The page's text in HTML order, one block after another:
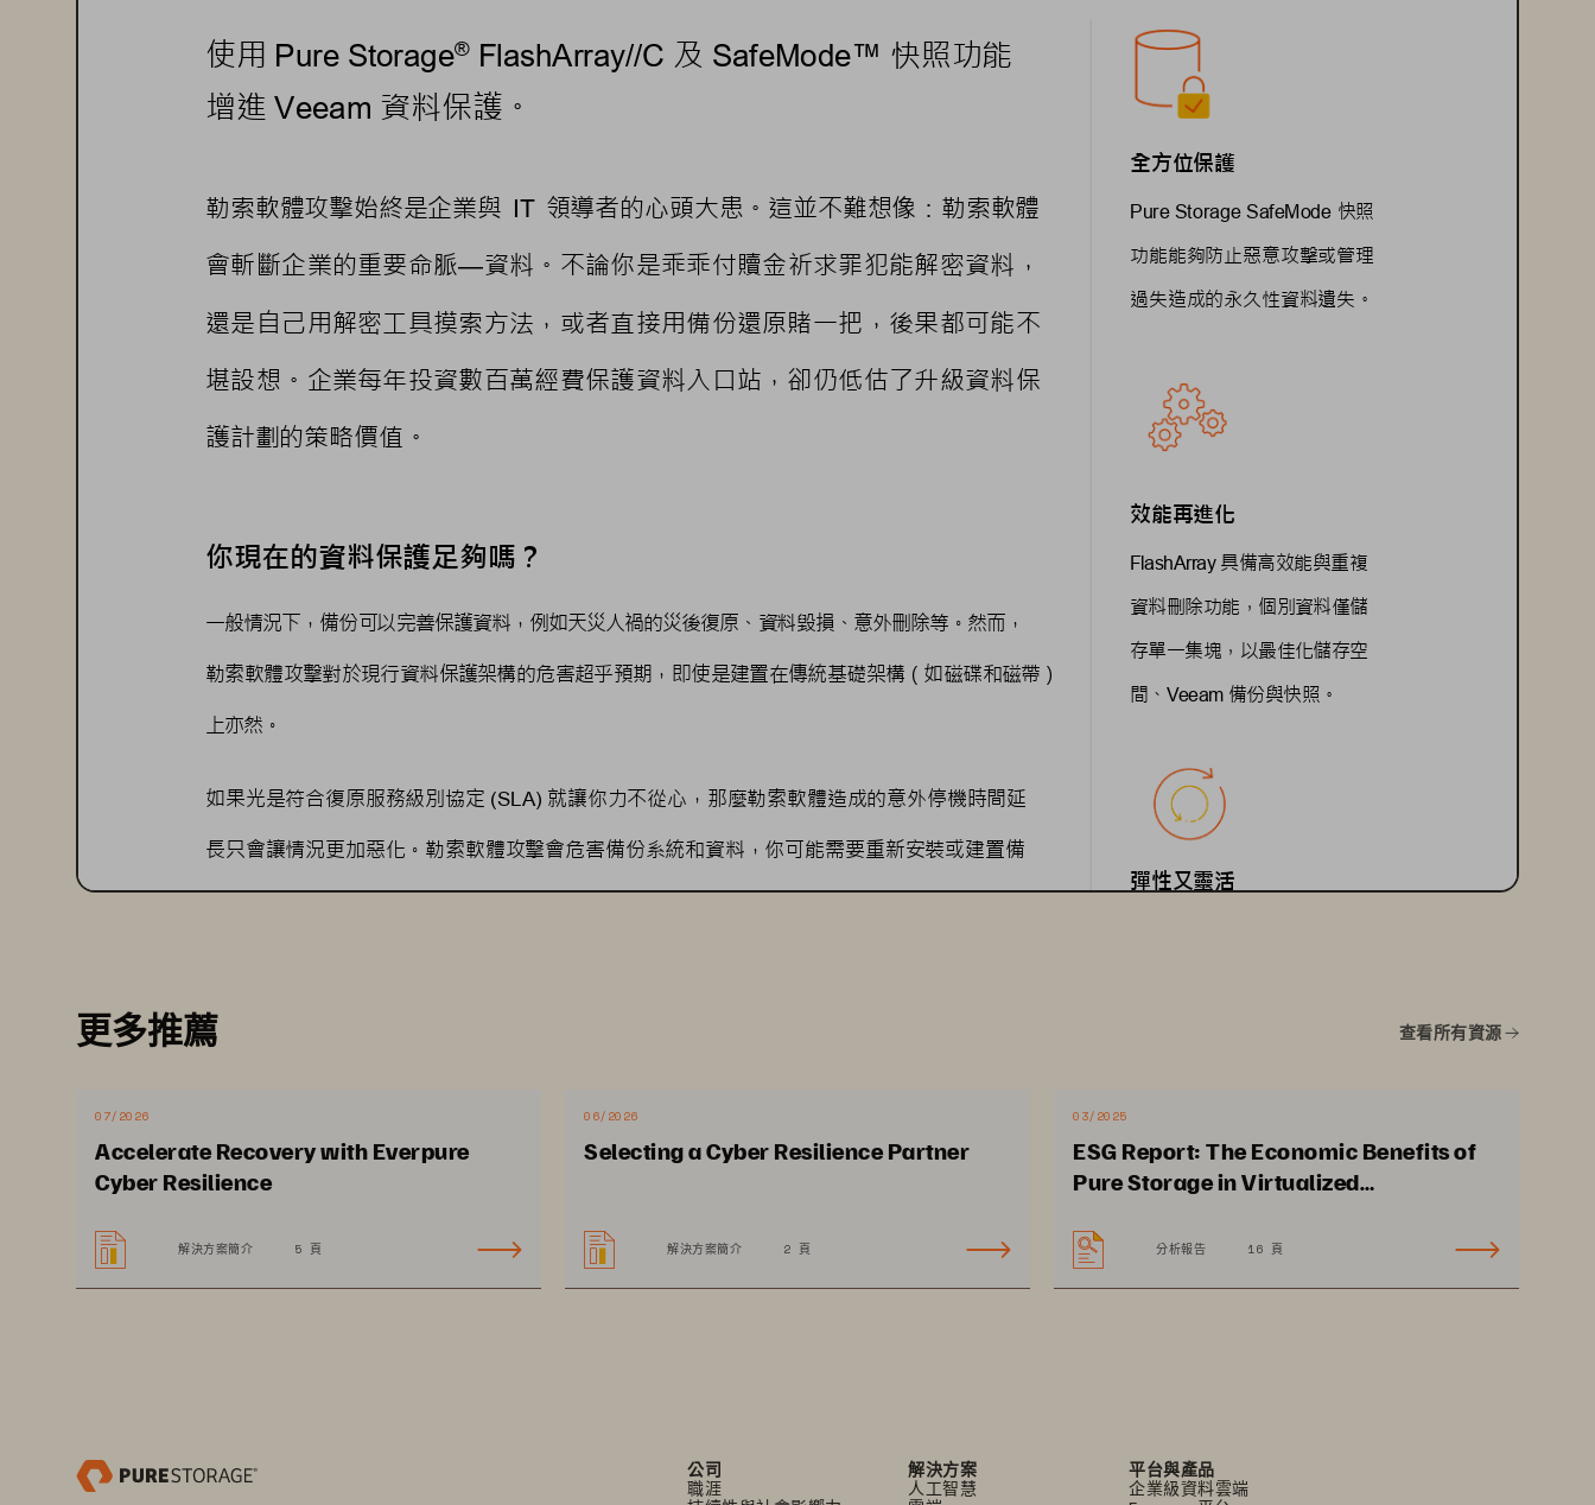
使用 Pure Storage® FlashArray//C 及 SafeMode™ 快照功能
增進 Veeam 資料保護。
勒索軟體攻擊始終是企業與 IT 領導者的心頭大患。這並不難想像 ：勒索軟體
會斬斷企業的重要命脈—資料。不論你是乖乖付贖金祈求罪犯能解密資料，
還是自己用解密工具摸索方法 ，或者直接用備份還原賭一把，後果都可能不
堪設想。企業每年投資數百萬經費保護資料入口 站，卻仍低估了升級資料保
護計劃的策略價值。
你現在的資料保護足夠嗎？
一般情況下，備份可以完善保護資料，例如天災人禍的災後復原、資料毀損、意外刪除等。然而，
勒索軟體攻擊對於現行資料保護架構的危害超乎預期，即使是建置在傳統基礎架構 （如磁碟和磁帶 ）
上亦然。
如果光是符合復原服務級別協定 (SLA) 就讓你力不從心，那麼勒索軟體造成的意外停機時間延
長只會讓情況更加惡化。勒索軟體攻擊會危害備份系統和資料，你可能需要重新安裝或建置備
份解決方案，然後才能開始規劃資料復原。
Pure Storage FlashArray//C
傳統資料保護架構的重重限制。 實現高效能與重複資料刪除，個別資料僅儲存單一集塊，能
夠最佳化
全方位保護
Pure Storage SafeMode 快照
功能能夠防止惡意攻擊或管理
過失造成的永久性資料遺失。
效能再進化
FlashArray 具備高效能與重複
資料刪除功能，個別資料僅儲
存單一集塊，以最佳化儲存空
間、 Veeam 備份與快照。
彈性又靈活
更多推薦 查看所有資源
07/2026
Accelerate Recovery with Everpure
Cyber Resilience
解決方案簡介 5 頁
06/2026
Selecting a Cyber Resilience Partner
解決方案簡介 2 頁
03/2025
ESG Report: The Economic Benefits of
Pure Storage in Virtualized
分析報告 16 頁
公司
職涯
解決方案
人工智慧
平台與產品
企業級資料雲端